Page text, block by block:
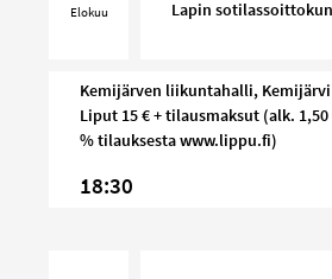
Elokuu Lapin
Kemijärven liikuntahalli, Kemijärvi
Liput 15 € + tilausmaksut (alk. 1,50
% tilauksesta www.lippu.fi)
18:30